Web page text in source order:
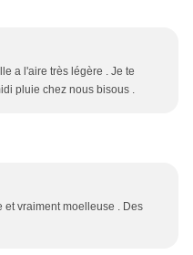
a l'aire très légère . Je te
pluie chez nous bisous .
et vraiment moelleuse . Des